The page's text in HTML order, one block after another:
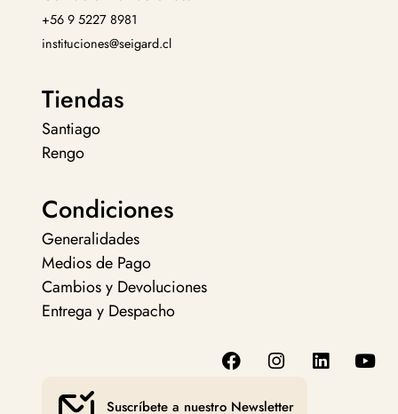
+56 9 5227 8981
instituciones@seigard.cl
Tiendas
Santiago
Rengo
Condiciones
Generalidades
Medios de Pago
Cambios y Devoluciones
Entrega y Despacho
Suscríbete a nuestro Newsletter